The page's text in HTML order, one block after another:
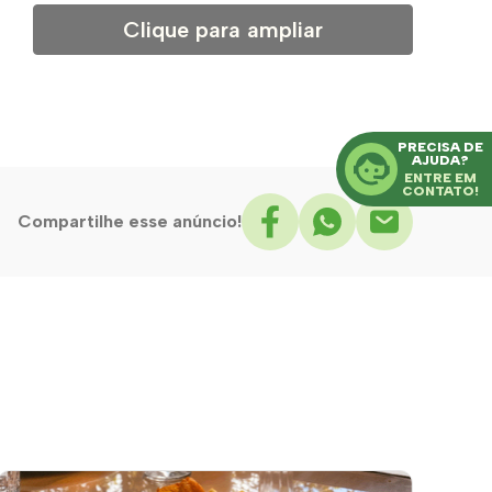
Clique para ampliar
Compartilhe esse anúncio!
PRECISA DE
AJUDA?
ENTRE EM
CONTATO!